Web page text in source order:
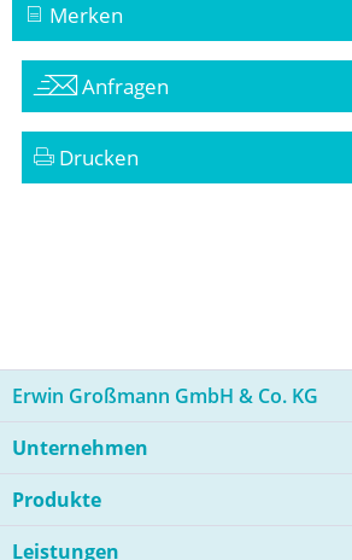
Merken
Anfragen
Drucken
Erwin Großmann GmbH & Co. KG
Unternehmen
Produkte
Leistungen